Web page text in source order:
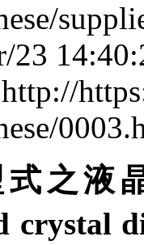
23
http://
之液
crystal